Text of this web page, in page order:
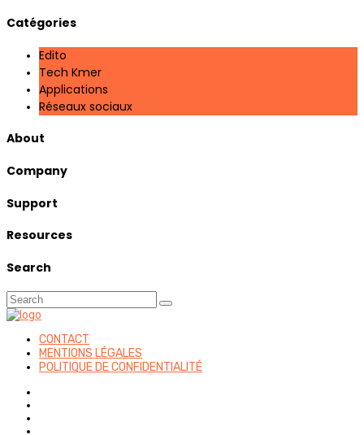
Catégories
Edito
Tech Kmer
Applications
Réseaux sociaux
About
Company
Support
Resources
Search
CONTACT
MENTIONS LÉGALES
POLITIQUE DE CONFIDENTIALITÉ